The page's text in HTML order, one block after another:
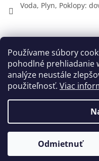
Používame súbory
pohodlné prehliadanie
analýze neustále
použiteľnosť. Viac
Odmietnuť
Voda, Plyn, Poklopy:
Copyright 2026